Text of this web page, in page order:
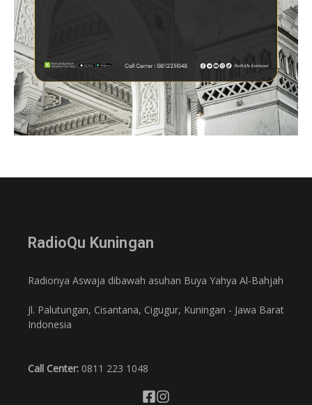
RadioQu Kuningan
Radionya Aswaja dibawah asuhan Buya Yahya Al-Bahjah
Jl. Palutungan, Cisantana, Cigugur, Kuningan - Jawa Barat
Indonesia
Call Center: 0811 223 1048